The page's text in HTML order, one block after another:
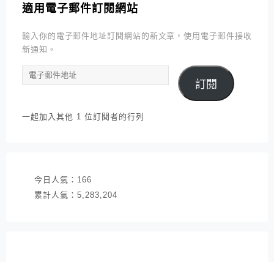
適用電子郵件訂閱網站
輸入你的電子郵件地址訂閱網站的新文章，使用電子郵件接收
新通知。
電
子
件
訂閱
一起加入其他 1 位訂閱者的行列
今日人氣： 166
累計人氣： 5,283,204